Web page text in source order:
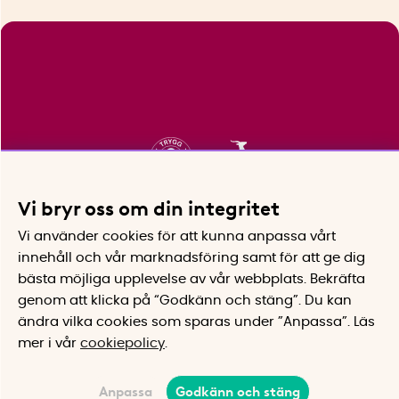
Vi bryr oss om din integritet
Vi använder cookies för att kunna anpassa vårt
innehåll och vår marknadsföring samt för att ge dig
bästa möjliga upplevelse av vår webbplats.
Bekräfta
genom att klicka på “Godkänn och stäng”. Du kan
ändra vilka cookies som sparas under ”Anpassa”.
Läs
mer i vår cookiepolicy
Anpassa Godkänn och stäng